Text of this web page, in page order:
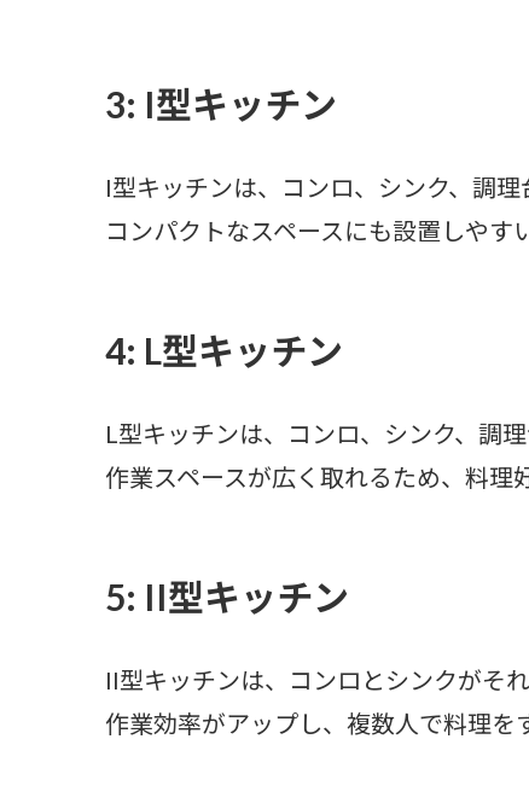
3: I型キッチン
I型キッチンは、コンロ、シンク、調理
コンパクトなスペースにも設置しやす
4: L型キッチン
L型キッチンは、コンロ、シンク、調
作業スペースが広く取れるため、料理
5: II型キッチン
II型キッチンは、コンロとシンクがそ
作業効率がアップし、複数人で料理を